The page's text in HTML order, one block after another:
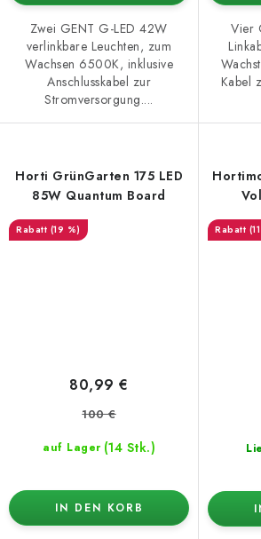
Zwei GENT G-LED 42W
verlinkbare Leuchten, zum
Wachsen 6500K, inklusive
Anschlusskabel zur
Stromversorgung....
Vier
Kabel
Horti GrünGarten 175 LED
85W Quantum Board
(19 %)
auf Lager (14 Stk.)
80,99 €
100 €
IN DEN KORB